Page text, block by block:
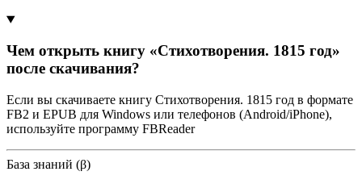
Чем открыть книгу «Стихотворения. 1815 год»
после скачивания?
Если вы скачиваете книгу Стихотворения. 1815 год в формате
FB2 и EPUB для Windows или телефонов (Android/iPhone),
используйте программу FBReader
База знаний (β)